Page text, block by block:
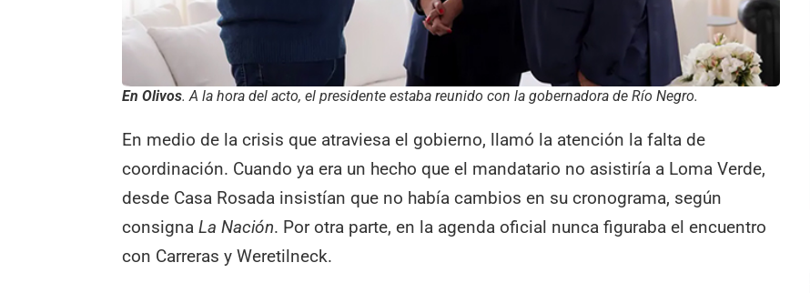
En Olivos. A la hora del acto, el presidente estaba reunido con la gobernadora de Río Negro.
En medio de la crisis que atraviesa el gobierno, llamó la atención la falta de
coordinación. Cuando ya era un hecho que el mandatario no asistiría a Loma Verde,
desde Casa Rosada insistían que no había cambios en su cronograma, según
consignaLa Nación. Por otra parte, en la agenda oficial nunca figuraba el encuentro
con Carreras y Weretilneck.